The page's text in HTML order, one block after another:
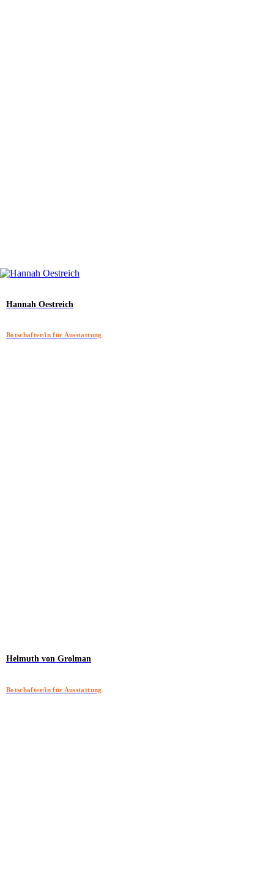
Hannah Oestreich
Botschafter/in für Ausstattung
Helmuth von Grolman
Botschafter/in für Ausstattung